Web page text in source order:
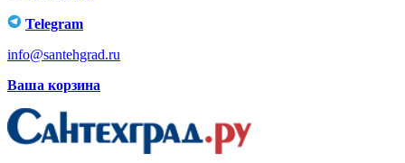
Telegram
info@santehgrad.ru
Ваша корзина